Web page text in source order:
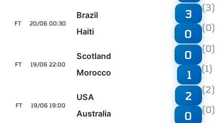
20/06 00:30
FT
Brazil
Haiti
3 (3)
0 (0)
19/06 22:00
FT
Scotland
Morocco
0 (0)
1 (1)
19/06 19:00
FT
USA
Australia
2 (2)
0 (0)